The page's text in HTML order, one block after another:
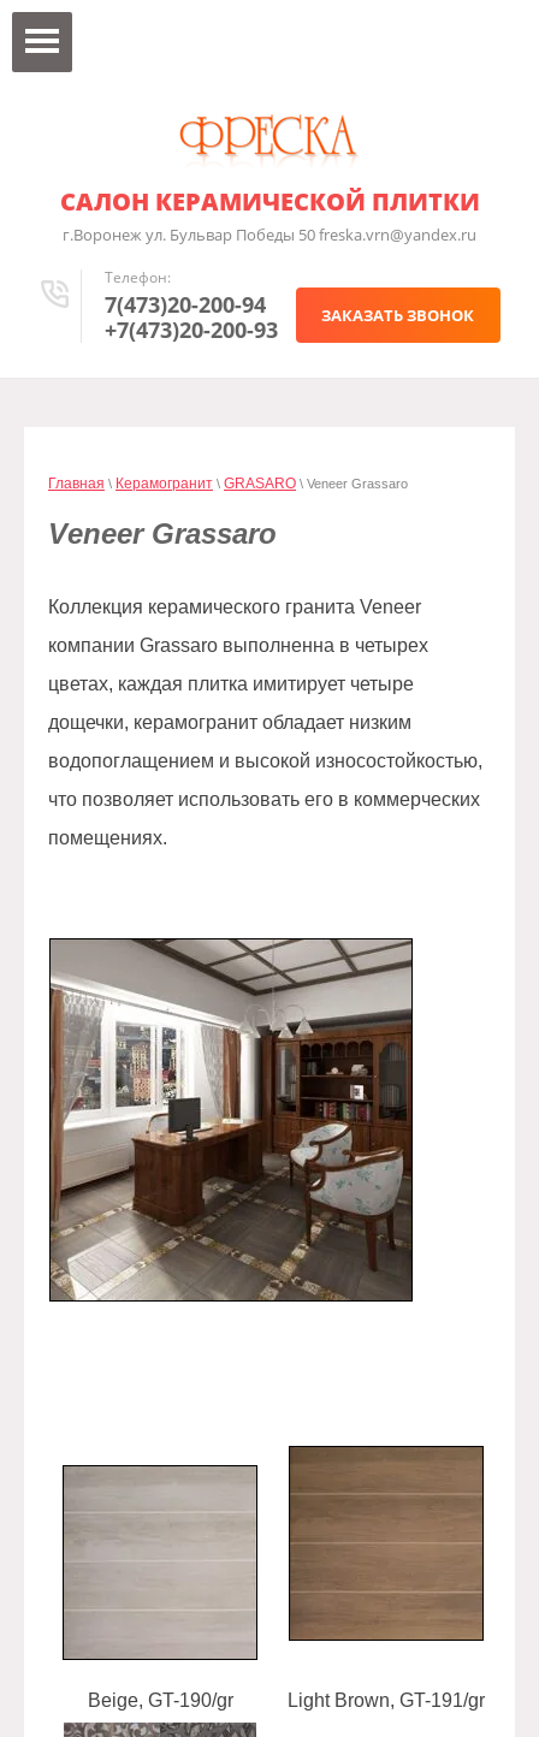
САЛОН КЕРАМИЧЕСКОЙ ПЛИТКИ
г.Воронеж ул. Бульвар Победы 50 freska.vrn@yandex.ru
Телефон:
7(473)20-200-94
+7(473)20-200-93
ЗАКАЗАТЬ ЗВОНОК
Главная \ Керамогранит \ GRASARO \ Veneer Grassaro
Veneer Grassaro
Коллекция керамического гранита Veneer
компании Grassaro выполненна в четырех
цветах, каждая плитка имитирует четыре
дощечки, керамогранит обладает низким
водопоглащением и высокой износостойкостью,
что позволяет использовать его в коммерческих
помещениях.
Beige, GT-190/gr Light Brown, GT-191/gr